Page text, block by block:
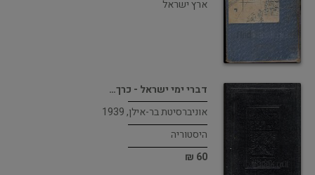
ארץ ישראל
דברי ימי ישראל - כרך…
אוניברסיטת בר-אילן, 1939
היסטוריה
60 ₪